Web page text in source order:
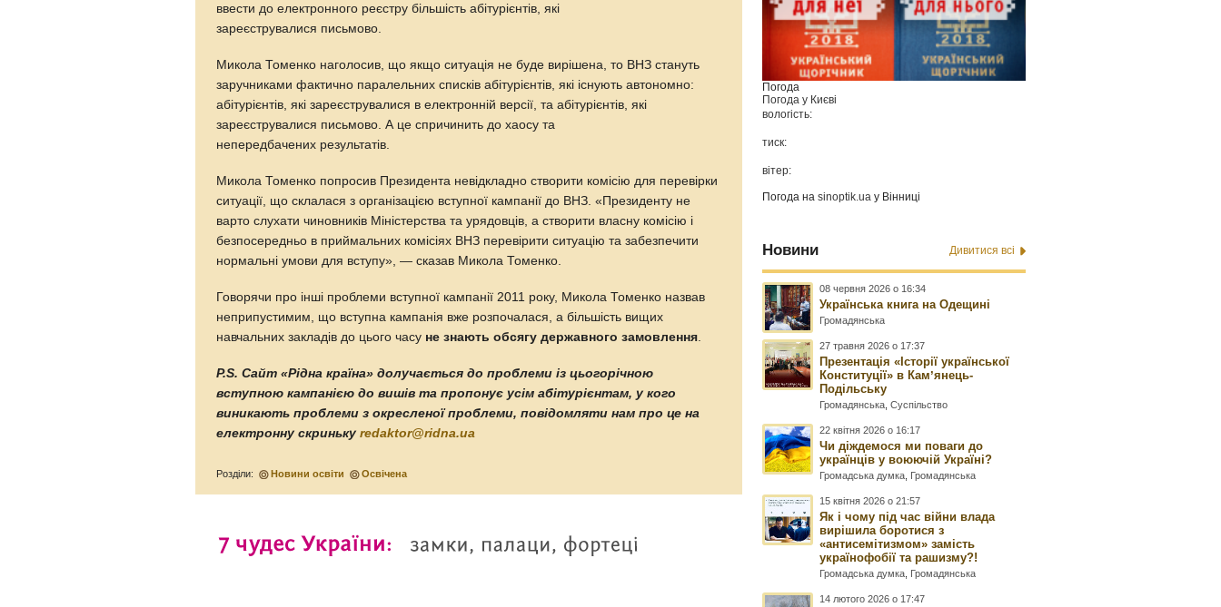
ввести до електронного реєстру більшість абітурієнтів, які
зареєструвалися письмово.
Микола Томенко наголосив, що якщо ситуація не буде вирішена, то ВНЗ стануть
заручниками фактично паралельних списків абітурієнтів, які існують автономно:
абітурієнтів, які зареєструвалися в електронній версії, та абітурієнтів, які
зареєструвалися письмово. А це спричинить до хаосу та
непередбачених результатів.
Микола Томенко попросив Президента невідкладно створити комісію для перевірки
ситуації, що склалася з організацією вступної кампанії до ВНЗ. «Президенту не
варто слухати чиновників Міністерства та урядовців, а створити власну комісію і
безпосередньо в приймальних комісіях ВНЗ перевірити ситуацію та забезпечити
нормальні умови для вступу», — сказав Микола Томенко.
Говорячи про інші проблеми вступної кампанії 2011 року, Микола Томенко назвав
неприпустимим, що вступна кампанія вже розпочалася, а більшість вищих
навчальних закладів до цього часу не знають обсягу державного замовлення
P.S. Сайт «Рідна країна» долучається до проблеми із цьогорічною
вступною кампанією до вишів та пропонує усім абітурієнтам, у кого
виникають проблеми з окресленої проблеми, повідомляти нам про це на
електронну скринькуredaktor@ridna.ua
Розділи: Новини освіти Освічена
Погода
Погода у Києві
вологість:
тиск:
вітер:
Погода наsinoptik.ua у Вінниці
Новини Дивитися всі
08 червня 2026 о 16:34
Українська книга на Одещині
Громадянська
27 травня 2026 о 17:37
Презентація «Історії української
Конституції» в Камʼянець-
Подільську
Громадянська ,Суспільство
22 квітня 2026 о 16:17
Чи діждемося ми поваги до
українців у воюючій Україні?
Громадська думка Громадянська
15 квітня 2026 о 21:57
Як і чому під час війни влада
вирішила боротися з
«антисемітизмом» замість
українофобії та рашизму?!
Громадська думка Громадянська
14 лютого 2026 о 17:47